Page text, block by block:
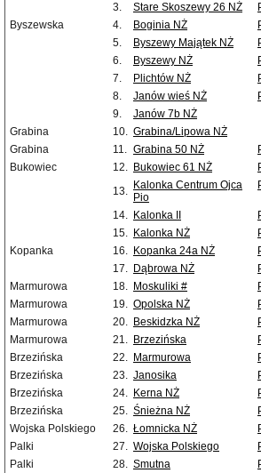
3.
Stare Skoszewy 26 NŻ
Byszewska
4. Boginia NŻ
5.
Byszewy Majątek NŻ
6.
Byszewy NŻ
7.
Plichtów NŻ
8.
Janów wieś NŻ
9.
Janów 7b NŻ
Grabina
10. Grabina/Lipowa NŻ
Grabina
11. Grabina 50 NŻ
Bukowiec
12. Bukowiec 61 NŻ
13. Kalonka Centrum Ojca
Pio
14. Kalonka II
15. Kalonka NŻ
Kopanka
16. Kopanka 24a NŻ
17. Dąbrowa NŻ
Marmurowa
18. Moskuliki #
Marmurowa
19. Opolska NŻ
Marmurowa
20. Beskidzka NŻ
Marmurowa
21. Brzezińska
Brzezińska
22. Marmurowa
Brzezińska
23. Janosika
Brzezińska
24. Kerna NŻ
Brzezińska
25. Śnieżna NŻ
Wojska Polskiego
26. Łomnicka NŻ
Palki
27. Wojska Polskiego
Palki
28. Smutna